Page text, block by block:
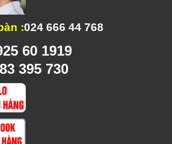
:024 666 44 768
60 1919
730